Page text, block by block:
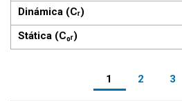
1 2 3